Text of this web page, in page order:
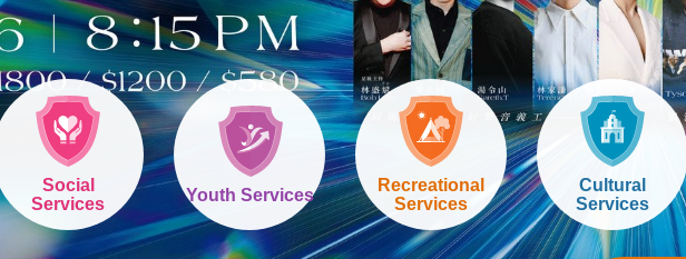
Social
Services
Youth Services
Recreational
Services
Cultural
Services